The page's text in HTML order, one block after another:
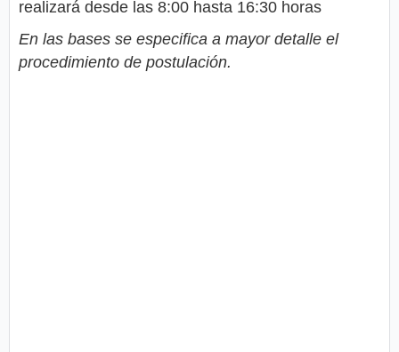
realizará desde las 8:00 hasta 16:30 horas
En las bases se especifica a mayor detalle el
procedimiento de postulación.